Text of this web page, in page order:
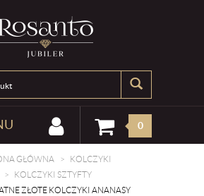
0
GŁÓWNA
KOLCZYKI
KOLCZYKI SZTYFTY
ZŁOTE KOLCZYKI ANANASY